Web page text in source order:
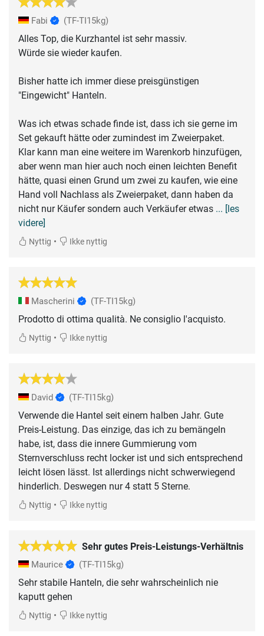
Fabi (TF-TI15kg)
Alles Top, die Kurzhantel ist sehr massiv.
Würde sie wieder kaufen.
Bisher hatte ich immer diese preisgünstigen
"Eingewicht" Hanteln.
Was ich etwas schade finde ist, dass ich sie gerne im
Set gekauft hätte oder zumindest im Zweierpaket.
Klar kann man eine weitere im Warenkorb hinzufügen,
aber wenn man hier auch noch einen leichten Benefit
hätte, quasi einen Grund um zwei zu kaufen, wie eine
Hand voll Nachlass als Zweierpaket, dann haben da
nicht nur Käufer sondern auch Verkäufer etwas ... [les
videre]
Nyttig • Ikke nyttig
Mascherini (TF-TI15kg)
Prodotto di ottima qualità. Ne consiglio l'acquisto.
Nyttig • Ikke nyttig
David (TF-TI15kg)
Verwende die Hantel seit einem halben Jahr. Gute
Preis-Leistung. Das einzige, das ich zu bemängeln
habe, ist, dass die innere Gummierung vom
Sternverschluss recht locker ist und sich entsprechend
leicht lösen lässt. Ist allerdings nicht schwerwiegend
hinderlich. Deswegen nur 4 statt 5 Sterne.
Nyttig • Ikke nyttig
Sehr gutes Preis-Leistungs-Verhältnis
Maurice (TF-TI15kg)
Sehr stabile Hanteln, die sehr wahrscheinlich nie
kaputt gehen
Nyttig • Ikke nyttig